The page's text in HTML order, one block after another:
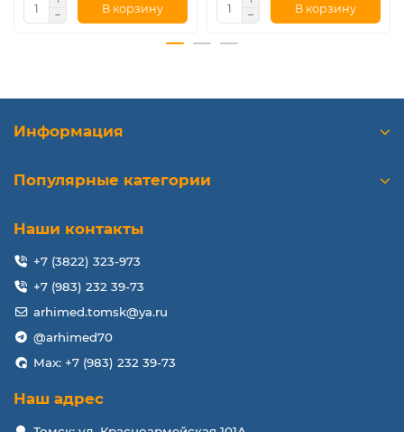
В корзину В корзину
Информация
Популярные категории
Наши контакты
+7 (3822) 323-973
+7 (983) 232 39-73
arhimed.tomsk@ya.ru
@arhimed70
Max: +7 (983) 232 39-73
Наш адрес